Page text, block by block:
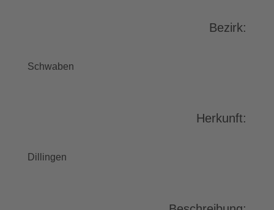
Bezirk:
Schwaben
Herkunft:
Dillingen